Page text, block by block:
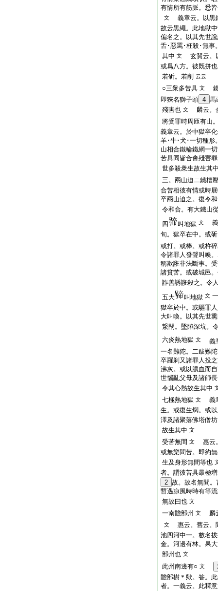
有情所有筋脈。悉
文
義章云。以黒
故云黒繩。此地獄
偏名之。以其先世
舌･惡罵･枉殺･無事
其中 文
玄賛云。
或爲八方。彼既拼
若斫。若削 云云
○三衆多苦具 文
即狹名獅子頭 4 馬
殘害也 文
麟云。
將受罪時周匝有山
義章云。於中獄卒
羊･牛･犬･一切種形
山相合鐵輪鐵網一
苦具同皆合會殘害
世多殺衆生故生其
三。兩山迫二鐵槽
合苦相彼有情或時
卒兩山迫之。復令
令和合。有大鐵山
四
叫地獄 文
義
旬。獄卒在中。或
或打。或棒。或杵
令諸罪人發聲叫喚
稱欺誑非法斷事。
諸貧苦。或破城邑
詐善誘誑殺之。令
五大
叫地獄 文
獄卒於中。或驅罪
大叫喚。以其先世
繋閇。墜陷深坑。
六炎熱地獄 文
義
一名難陀。二跋難
卒羅刹又諸罪人投
沸灰。或以膿血而
世惱亂父母及諸師
令其心熱故生其中
七極熱地獄 文
義
生。或復生爓。或
澤及諸聚落佛塔僧
故生其中 文
受苦無間 文
惠云
或無樂間苦。即約
生及身形無間等也
者。謂彼苦具最極
2 故。故名無間
暫遇凉風時時有等
無故曰也 文
一南贍部州 文 麟
文
惠云。舊云。
池四河中一。數名
金。河邊有林。果
部州也 文
此州南邊有○ 文
贍部樹＊歟。答。
者。一義云。此釋